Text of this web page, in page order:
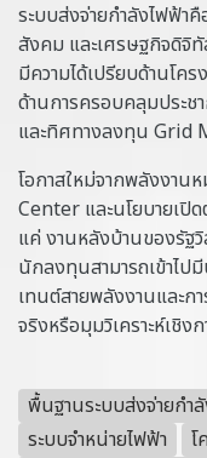
ระบบส่งจ่ายกำลังไฟฟ้า
สังคม และเศรษฐกิจดิจิทั
มีความได้เปรียบด้านโค
ด้านการครอบคลุมประช
และทิศทางลงทุน Grid
โอกาสใหม่จากพลังงาน
Center และนโยบายเปิด
แค่ งานหลังบ้านของรัฐ
นักลงทุนสามารถเข้าไป
เทนต์สายพลังงานและก
จริงหรือมุมวิเคราะห์เชิ
พื้นฐานระบบส่งจ่ายกำ
ระบบจำหน่ายไฟฟ้า
โ